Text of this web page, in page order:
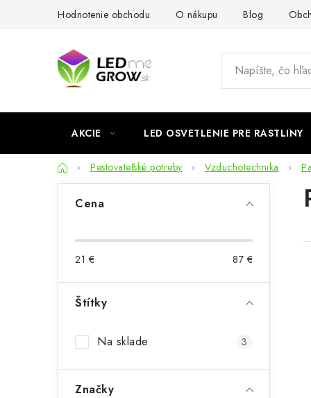
Hodnotenie obchodu O nákupu Blog
AKCIE LED OSVETLENIE PRE RASTLINY
DomovPestovateľské potreby Vzduchotechnika
n
n
Cena
21 € 87 €
Štítky
Na sklade 3
Značky